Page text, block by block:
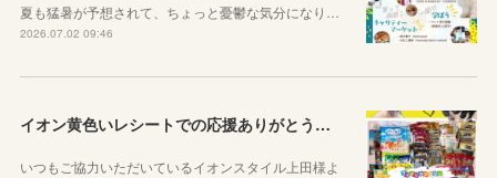
夏も猛暑が予想されて、ちょっと憂鬱な気分になり…
2026.07.02 09:46
イオン黄色いレシートでの応援ありがとうございました
いつもご協力いただいているイオンスタイル上田様よ